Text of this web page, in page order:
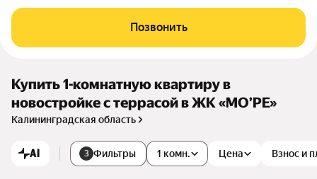
Позвонить
Купить 1-комнатную квартиру в
новостройке с террасой в ЖК «МО’РЕ»
Калининградская область
AI 3 Фильтры Цена Взнос и
1 комн.